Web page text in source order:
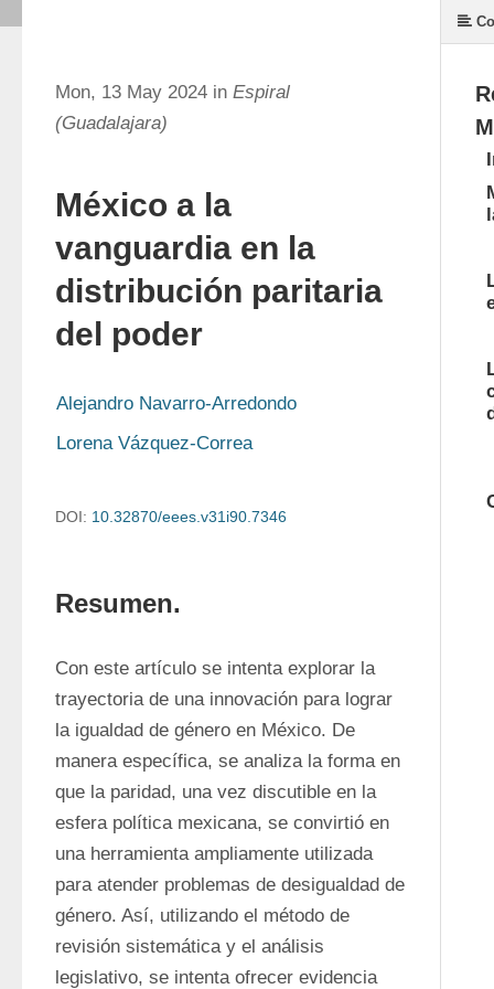
Mon, 13 May 2024 in Espiral
(Guadalajara)
México a la
vanguardia en la
distribución paritaria
del poder
Alejandro Navarro-Arredondo
Lorena Vázquez-Correa
DOI: 10.32870/eees.v31i90.7346
Resumen.
Con este artículo se intenta explorar la
trayectoria de una innovación para lograr
la igualdad de género en México. De
manera específica, se analiza la forma en
que la paridad, una vez discutible en la
esfera política mexicana, se convirtió en
una herramienta ampliamente utilizada
para atender problemas de desigualdad de
género. Así, utilizando el método de
revisión sistemática y el análisis
legislativo, se intenta ofrecer evidencia